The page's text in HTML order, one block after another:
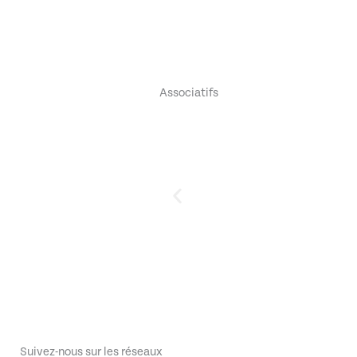
Associatifs
Suivez-nous sur les réseaux